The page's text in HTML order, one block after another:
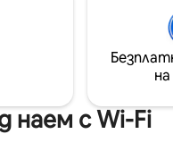
Вураикос, влака
и ще бъдете
от планини. Данъчен
3027312
с Wi-Fi